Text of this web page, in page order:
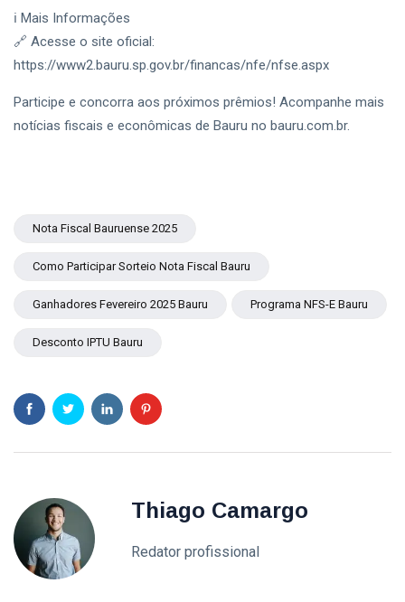
acúmulo de
pontos
Tags
T
Prefeitura De Bauru
Oportunidades De Trabalho Bauru
Cultura Em Bauru
ℹ️ Mais Informações
🔗 Acesse o site oficial:
https://www2.bauru.sp.gov.br/financas/nfe/nfse.aspx
Participe e concorra aos próximos prêmios! Acompanhe mais
notícias fiscais e econômicas de Bauru no bauru.com.br.
Nota Fiscal Bauruense 2025
Como Participar Sorteio Nota Fiscal Bauru
Ganhadores Fevereiro 2025 Bauru Programa NFS-E Bauru
Desconto IPTU Bauru
Thiago Camargo
Redator profissional